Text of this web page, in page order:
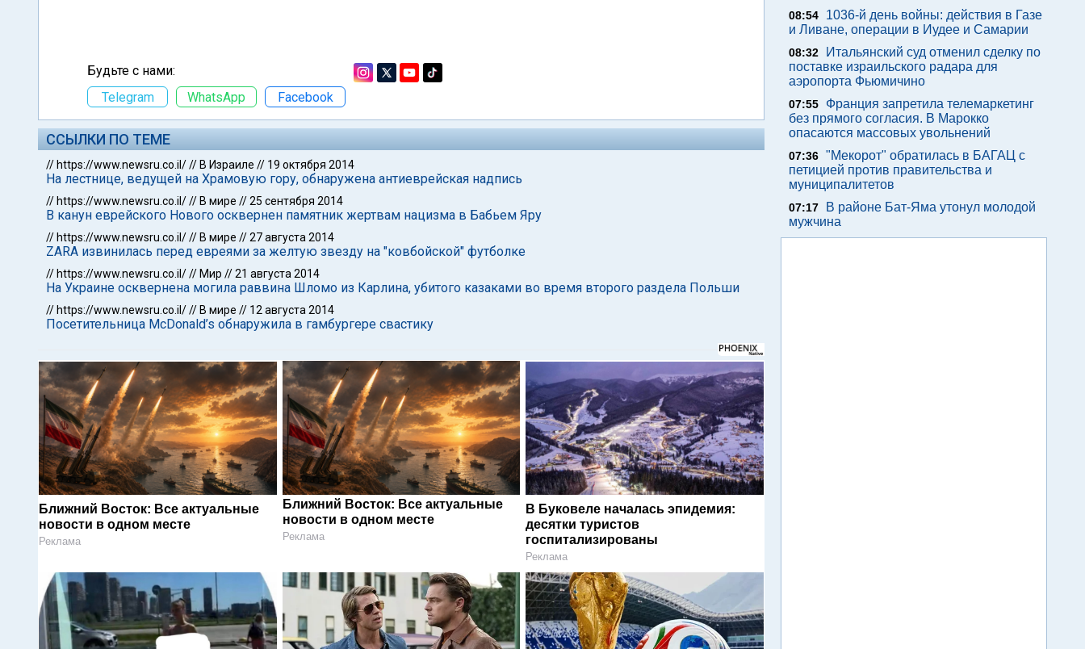
Будьте с нами:
Telegram
WhatsApp Facebook
ССЫЛКИ ПО ТЕМЕ
// https://www.newsru.co.il/// В Израиле // 19 октября 2014
На лестнице, ведущей на Храмовую гору, обнаружена антиеврейская надпись
// https://www.newsru.co.il/// В мире //25 сентября 2014
В канун еврейского Нового осквернен памятник жертвам нацизма в Бабьем Яру
// https://www.newsru.co.il/// В мире //27 августа 2014
ZARA извинилась перед евреями за желтую звезду на "ковбойской" футболке
// https://www.newsru.co.il/// Мир //21 августа 2014
На Украине осквернена могила раввина Шломо из Карлина, убитого казаками во время второго раздела Польши
// https://www.newsru.co.il/// В мире // 12 августа 2014
Посетительница McDonald’s обнаружила в гамбургере свастику
Ближний Восток: Все актуальные
новости в одном месте
Реклама
Ближний Восток: Все актуальные
новости в одном месте
Реклама
В Буковеле началась эпидемия:
десятки туристов
госпитализированы
Реклама
08:54
1036-й день войны: действия в Газе
и Ливане, операции в Иудее и Самарии
08:32
Итальянский суд отменил сделку по
поставке израильского радара для
аэропорта Фьюмичино
07:55
Франция запретила телемаркетинг
без прямого согласия. В Марокко
опасаются массовых увольнений
07:36 "Мекорот" обратилась в БАГАЦ с
петицией против правительства и
муниципалитетов
07:17
В районе Бат-Яма утонул молодой
мужчина